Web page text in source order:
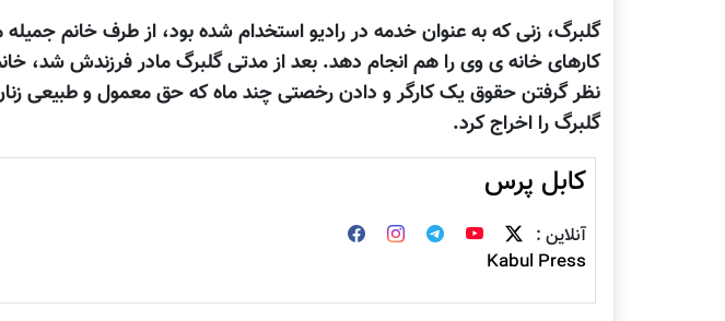
گلبرگ، زنی که به عنوان خدمه در راديو استخدام شده بود، از طرف خانم
کارهای خانه ی وی را هم انجام دهد. بعد از مدتی گلبرگ مادر فرزندش شد،
نظر گرفتن حقوق يک کارگر و دادن رخصتی چند ماه که حق معمول و طبيعی زنان
گلبرگ را اخراج کرد.
کابل پرس
آنلاین :
Kabul Press